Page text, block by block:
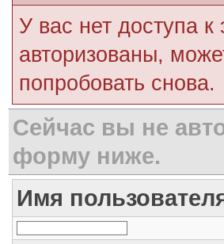
У вас нет доступа
авторизованы,
попробовать снова.
Сейчас вы не
форму ниже.
Имя